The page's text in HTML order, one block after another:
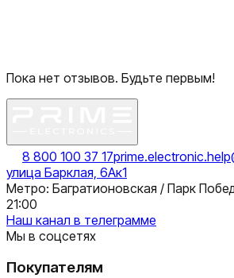
Пока нет отзывов. Будьте первым!
8 800 100 37 17
улица Барклая, 6Ак1
Метро: Багратионовская / Парк
21:00
Наш канал в телеграмме
Мы в соцсетях
Покупателям